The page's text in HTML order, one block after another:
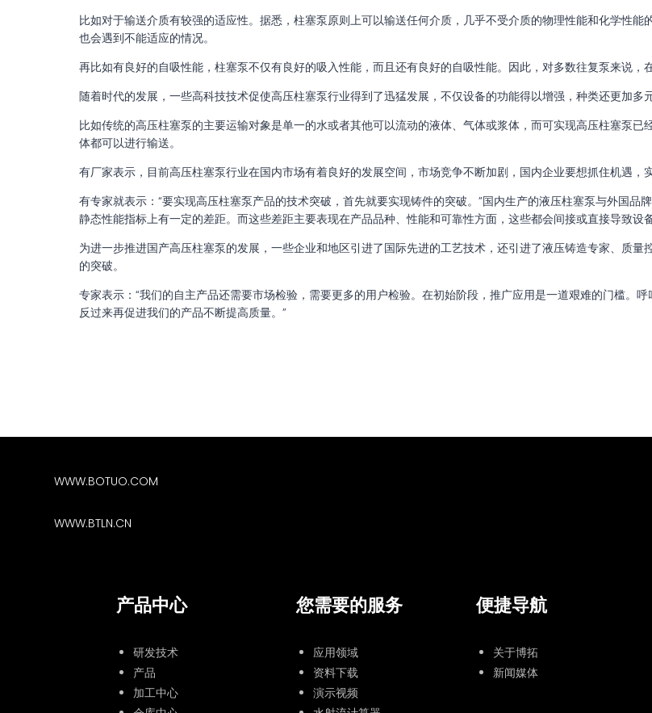
比如对于输送介质有较强的适应性。据悉，柱塞泵原则上可以输送任何介质，几乎不受介质的物理性能和化学性
也会遇到不能适应的情况。
再比如有良好的自吸性能，柱塞泵不仅有良好的吸入性能，而且还有良好的自吸性能。因此，对多数往复泵来说，
随着时代的发展，一些高科技技术促使高压柱塞泵行业得到了迅猛发展，不仅设备的功能得以增强，种类还更加多
比如传统的高压柱塞泵的主要运输对象是单一的水或者其他可以流动的液体、气体或浆体，而可实现高压柱塞泵
体都可以进行输送。
有厂家表示，目前高压柱塞泵行业在国内市场有着良好的发展空间，市场竞争不断加剧，国内企业要想抓住机遇，
有专家就表示：“要实现高压柱塞泵产品的技术突破，首先就要实现铸件的突破。”国内生产的液压柱塞泵与外国
静态性能指标上有一定的差距。而这些差距主要表现在产品品种、性能和可靠性方面，这些都会间接或直接导致设
为进一步推进国产高压柱塞泵的发展，一些企业和地区引进了国际先进的工艺技术，还引进了液压铸造专家、质
的突破。
专家表示：“我们的自主产品还需要市场检验，需要更多的用户检验。在初始阶段，推广应用是一道艰难的门槛。
反过来再促进我们的产品不断提高质量。”
WWW.BOTUO.COM
WWW.BTLN.CN
产品中心
研发技术
产品
加工中心
您需要的服务
应用领域
资料下载
演示视频
便捷导航
关于博拓
新闻媒体